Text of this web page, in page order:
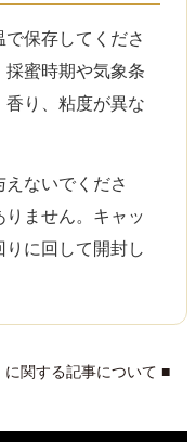
保存してくださ
採蜜時期や気象条
り、粘度が異な
ないでくださ
ません。キャッ
に回して開封し
関する記事について ■